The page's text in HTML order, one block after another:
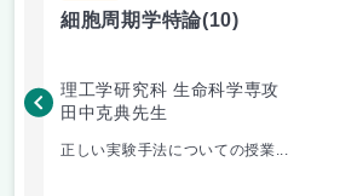
細胞周期学特論(10)
理工学研究科 生命科学専攻
田中克典先生
正しい実験手法についての授業...